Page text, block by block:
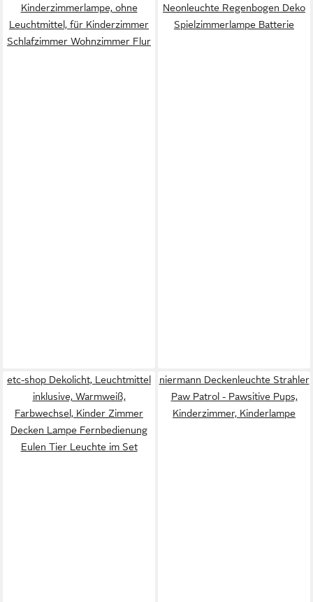
Kinderzimmerlampe, ohne
Leuchtmittel, für Kinderzimmer
Schlafzimmer Wohnzimmer Flur
Neonleuchte Regenbogen Deko
Spielzimmerlampe Batterie
etc-shop Dekolicht, Leuchtmittel
inklusive, Warmweiß,
Farbwechsel, Kinder Zimmer
Decken Lampe Fernbedienung
Eulen Tier Leuchte im Set
niermann Deckenleuchte Strahler
Paw Patrol - Pawsitive Pups,
Kinderzimmer, Kinderlampe